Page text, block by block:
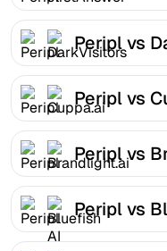
Peripl vs
Peripl vs
Peripl vs
Peripl vs